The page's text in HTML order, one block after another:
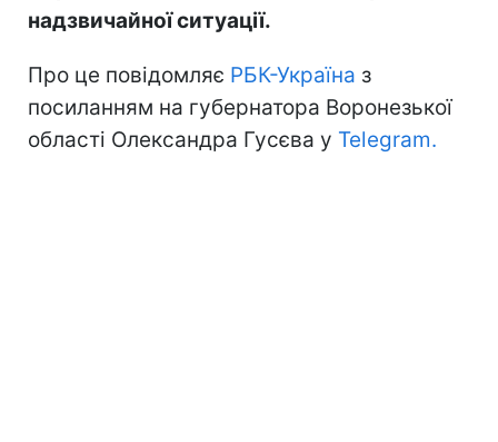
надзвичайної ситуації.
Про це повідомляє РБК-Україна з
посиланням на губернатора Воронезької
області Олександра Гусєва у Telegram.